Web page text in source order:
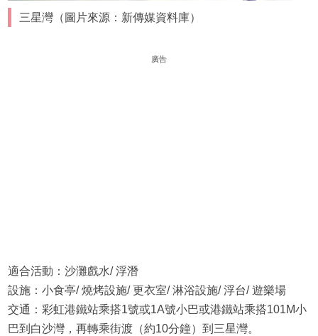
三星灣（圖片來源：新傳媒資料庫）
廣告
適合活動：沙灘戲水/ 浮潛
設施：小食亭/ 燒烤設施/ 更衣室/ 淋浴設施/ 浮台/ 遊樂場
交通：彩虹港鐵站乘搭1號或1A號小巴或港鐵站乘搭101M小
巴到白沙灣，再轉乘街渡（約10分鐘）到三星灣。